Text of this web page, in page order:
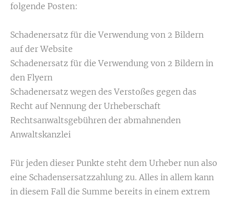
folgende Posten:
Schadenersatz für die Verwendung von 2 Bildern
auf der Website
Schadenersatz für die Verwendung von 2 Bildern in
den Flyern
Schadenersatz wegen des Verstoßes gegen das
Recht auf Nennung der Urheberschaft
Rechtsanwaltsgebühren der abmahnenden
Anwaltskanzlei
Für jeden dieser Punkte steht dem Urheber nun also
eine Schadensersatzzahlung zu. Alles in allem kann
in diesem Fall die Summe bereits in einem extrem